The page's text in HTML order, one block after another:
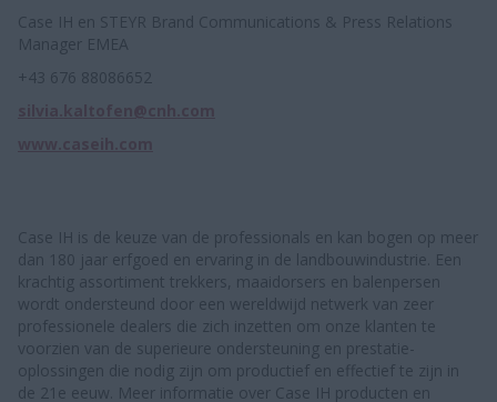
Case IH en STEYR Brand Communications & Press Relations
Manager EMEA
+43 676 88086652
Case IH is de keuze van de professionals en kan bogen op meer
dan 180 jaar erfgoed en ervaring in de landbouwindustrie. Een
krachtig assortiment trekkers, maaidorsers en balenpersen
wordt ondersteund door een wereldwijd netwerk van zeer
professionele dealers die zich inzetten om onze klanten te
voorzien van de superieure ondersteuning en prestatie-
oplossingen die nodig zijn om productief en effectief te zijn in
de 21e eeuw. Meer informatie over Case IH producten en